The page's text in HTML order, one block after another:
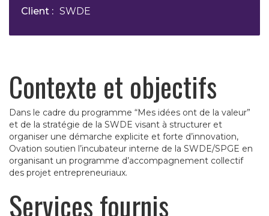
Client : SWDE
Contexte et objectifs
Dans le cadre du programme “Mes idées ont de la valeur”
et de la stratégie de la SWDE visant à structurer et
organiser une démarche explicite et forte d’innovation,
Ovation soutien l’incubateur interne de la SWDE/SPGE en
organisant un programme d’accompagnement collectif
des projet entrepreneuriaux.
Services fournis